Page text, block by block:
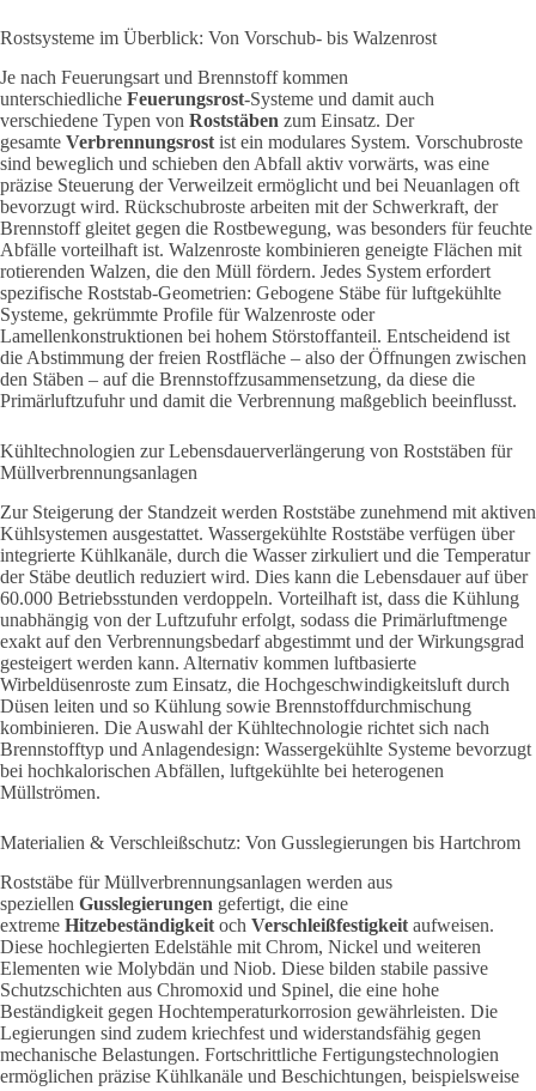
Rostsysteme im Überblick: Von Vorschub- bis Walzenrost
Je nach Feuerungsart und Brennstoff kommen
unterschiedliche Feuerungsrost-Systeme und damit auch
verschiedene Typen von Roststäben zum Einsatz. Der
gesamte Verbrennungsrost ist ein modulares System. Vorschubroste
sind beweglich und schieben den Abfall aktiv vorwärts, was eine
präzise Steuerung der Verweilzeit ermöglicht und bei Neuanlagen oft
bevorzugt wird. Rückschubroste arbeiten mit der Schwerkraft, der
Brennstoff gleitet gegen die Rostbewegung, was besonders für feuchte
Abfälle vorteilhaft ist. Walzenroste kombinieren geneigte Flächen mit
rotierenden Walzen, die den Müll fördern. Jedes System erfordert
spezifische Roststab-Geometrien: Gebogene Stäbe für luftgekühlte
Systeme, gekrümmte Profile für Walzenroste oder
Lamellenkonstruktionen bei hohem Störstoffanteil. Entscheidend ist
die Abstimmung der freien Rostfläche – also der Öffnungen zwischen
den Stäben – auf die Brennstoffzusammensetzung, da diese die
Primärluftzufuhr und damit die Verbrennung maßgeblich beeinflusst.
Kühltechnologien zur Lebensdauerverlängerung von Roststäben für
Müllverbrennungsanlagen
Zur Steigerung der Standzeit werden Roststäbe zunehmend mit aktiven
Kühlsystemen ausgestattet. Wassergekühlte Roststäbe verfügen über
integrierte Kühlkanäle, durch die Wasser zirkuliert und die Temperatur
der Stäbe deutlich reduziert wird. Dies kann die Lebensdauer auf über
60.000 Betriebsstunden verdoppeln. Vorteilhaft ist, dass die Kühlung
unabhängig von der Luftzufuhr erfolgt, sodass die Primärluftmenge
exakt auf den Verbrennungsbedarf abgestimmt und der Wirkungsgrad
gesteigert werden kann. Alternativ kommen luftbasierte
Wirbeldüsenroste zum Einsatz, die Hochgeschwindigkeitsluft durch
Düsen leiten und so Kühlung sowie Brennstoffdurchmischung
kombinieren. Die Auswahl der Kühltechnologie richtet sich nach
Brennstofftyp und Anlagendesign: Wassergekühlte Systeme bevorzugt
bei hochkalorischen Abfällen, luftgekühlte bei heterogenen
Müllströmen.
Materialien & Verschleißschutz: Von Gusslegierungen bis Hartchrom
Roststäbe für Müllverbrennungsanlagen werden aus
speziellen Gusslegierungen gefertigt, die eine
extreme Hitzebeständigkeit och Verschleißfestigkeit aufweisen.
Diese hochlegierten Edelstähle mit Chrom, Nickel und weiteren
Elementen wie Molybdän und Niob. Diese bilden stabile passive
Schutzschichten aus Chromoxid und Spinel, die eine hohe
Beständigkeit gegen Hochtemperaturkorrosion gewährleisten. Die
Legierungen sind zudem kriechfest und widerstandsfähig gegen
mechanische Belastungen. Fortschrittliche Fertigungstechnologien
ermöglichen präzise Kühlkanäle und Beschichtungen, beispielsweise